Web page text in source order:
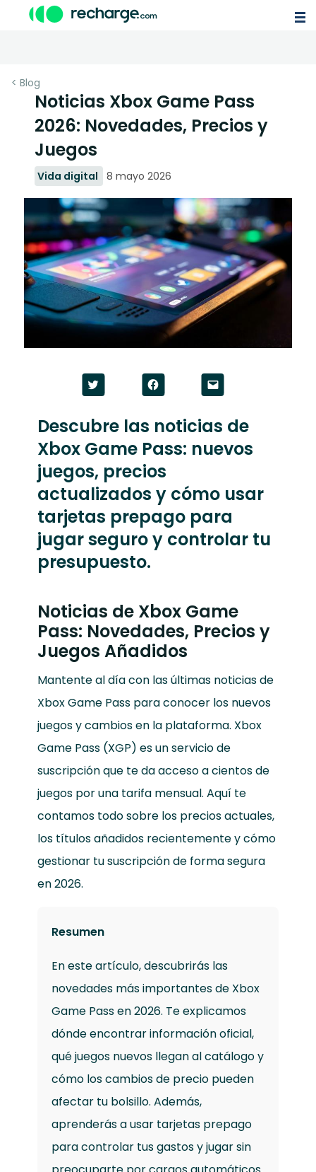
< Blog
Noticias Xbox Game Pass
2026: Novedades, Precios y
Juegos
Vida digital 8 mayo 2026
Descubre las noticias de
Xbox Game Pass: nuevos
juegos, precios
actualizados y cómo usar
tarjetas prepago para
jugar seguro y controlar tu
presupuesto.
clic
en
Twitter
abre
en
una
ventana
nueva)
clic
en
Facebook
abre
en
una
ventana
nueva)
clic
un
enlace
correo
electrónico
(Se
abre
en
una
ventana
nueva)
Noticias de Xbox Game
Pass: Novedades, Precios y
Juegos Añadidos
Mantente al día con las últimas noticias de
Xbox Game Pass para conocer los nuevos
juegos y cambios en la plataforma. Xbox
Game Pass (XGP) es un servicio de
suscripción que te da acceso a cientos de
juegos por una tarifa mensual. Aquí te
contamos todo sobre los precios actuales,
los títulos añadidos recientemente y cómo
gestionar tu suscripción de forma segura
en 2026.
Resumen
En este artículo, descubrirás las
novedades más importantes de Xbox
Game Pass en 2026. Te explicamos
dónde encontrar información oficial,
qué juegos nuevos llegan al catálogo y
cómo los cambios de precio pueden
afectar tu bolsillo. Además,
aprenderás a usar tarjetas prepago
para controlar tus gastos y jugar sin